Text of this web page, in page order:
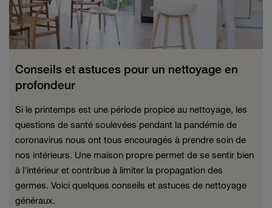
Conseils et astuces pour un nettoyage en
profondeur
Si le printemps est une période propice au nettoyage, les
questions de santé soulevées pendant la pandémie de
coronavirus nous ont tous encouragés à prendre soin de
nos intérieurs. Une maison propre permet de se sentir bien
à l'intérieur et contribue à limiter la propagation des
germes. Voici quelques conseils et astuces de nettoyage
généraux.